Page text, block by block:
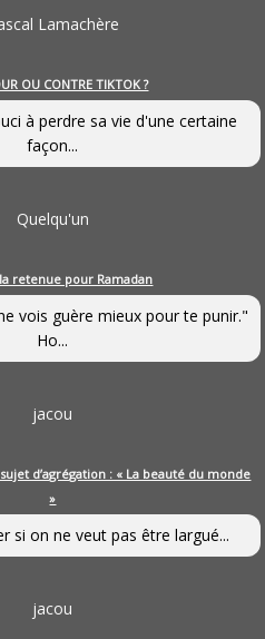
Lamachère
OU CONTRE TIKTOK ?
à perdre sa vie d'une certaine
façon...
Quelqu'un
retenue pour Ramadan
vois guère mieux pour te punir."
Ho...
jacou
d’agrégation : « La beauté du monde
»
si on ne veut pas être largué...
jacou